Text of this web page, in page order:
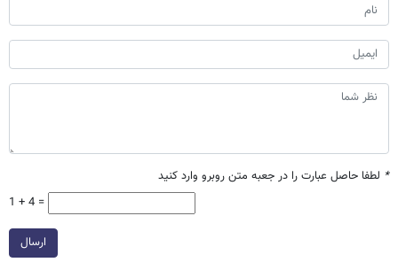
* لطفا حاصل عبارت را در جعبه متن روبرو وارد کنید
1 + 4 =
ارسال